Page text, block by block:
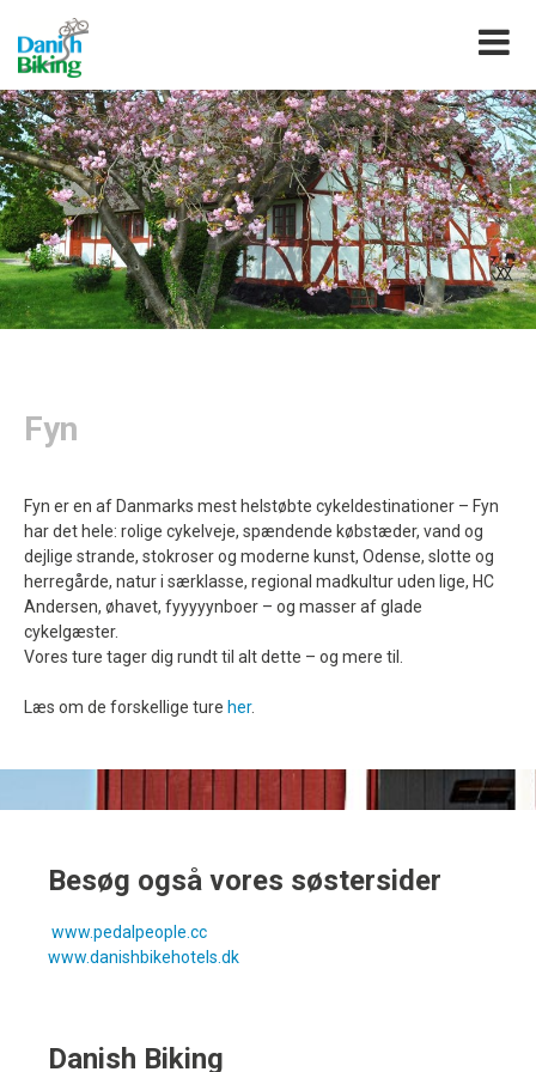
Fyn
Fyn er en af Danmarks mest helstøbte cykeldestinationer – Fyn
har det hele: rolige cykelveje, spændende købstæder, vand og
dejlige strande, stokroser og moderne kunst, Odense, slotte og
herregårde, natur i særklasse, regional madkultur uden lige, HC
Andersen, øhavet, fyyyyynboer – og masser af glade
cykelgæster.
Vores ture tager dig rundt til alt dette – og mere til.
Læs om de forskellige ture her.
Besøg også vores søstersider
www.pedalpeople.cc
www.danishbikehotels.dk
Danish Biking